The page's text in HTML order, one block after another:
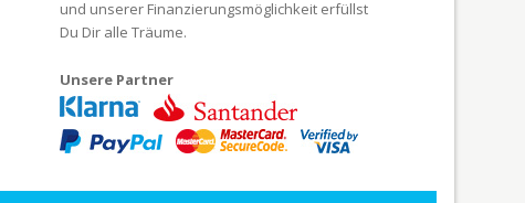
und unserer Finanzierungsmöglichkeit erfüllst
Du Dir alle Träume.
Unsere Partner